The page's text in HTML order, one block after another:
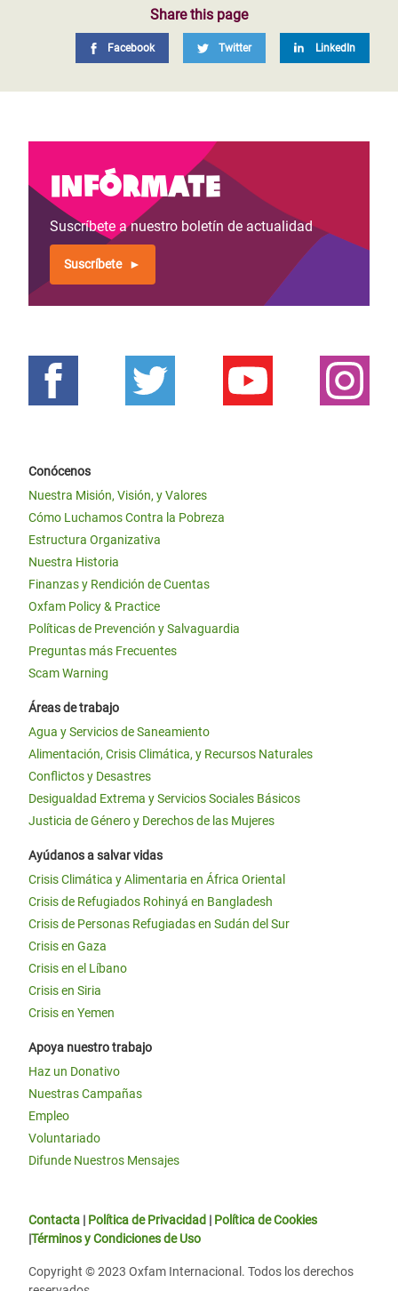
Share this page
Facebook Twitter LinkedIn
Infórmate
Suscríbete a nuestro boletín de actualidad
Suscríbete
Conócenos
Nuestra Misión, Visión, y Valores
Cómo Luchamos Contra la Pobreza
Estructura Organizativa
Nuestra Historia
Finanzas y Rendición de Cuentas
Oxfam Policy & Practice
Políticas de Prevención y Salvaguardia
Preguntas más Frecuentes
Scam Warning
Áreas de trabajo
Agua y Servicios de Saneamiento
Alimentación, Crisis Climática, y Recursos Naturales
Conflictos y Desastres
Desigualdad Extrema y Servicios Sociales Básicos
Justicia de Género y Derechos de las Mujeres
Ayúdanos a salvar vidas
Crisis Climática y Alimentaria en África Oriental
Crisis de Refugiados Rohinyá en Bangladesh
Crisis de Personas Refugiadas en Sudán del Sur
Crisis en Gaza
Crisis en el Líbano
Crisis en Siria
Crisis en Yemen
Apoya nuestro trabajo
Haz un Donativo
Nuestras Campañas
Empleo
Voluntariado
Difunde Nuestros Mensajes
Contacta | Política de Privacidad | Política de Cookies
|Términos y Condiciones de Uso
Copyright © 2023 Oxfam Internacional. Todos los derechos